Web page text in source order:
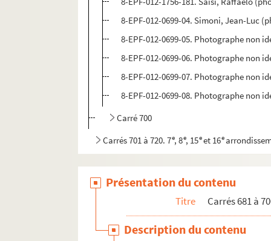
8-EPF-012-0699-04. Simoni, Jean-Luc
8-EPF-012-0699-05. Photographe non
8-EPF-012-0699-06. Photographe non
8-EPF-012-0699-07. Photographe non
8-EPF-012-0699-08. Photographe non
Carré 700
Carrés 701 à 720. 7e, 8e, 15eet 16e
Présentation du contenu
Titre Carrés 681 à
Description du contenu